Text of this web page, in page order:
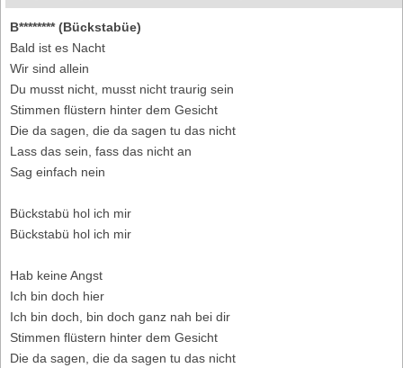
B******** (Bückstabüe)
Bald ist es Nacht
Wir sind allein
Du musst nicht, musst nicht traurig sein
Stimmen flüstern hinter dem Gesicht
Die da sagen, die da sagen tu das nicht
Lass das sein, fass das nicht an
Sag einfach nein
Bückstabü hol ich mir
Bückstabü hol ich mir
Hab keine Angst
Ich bin doch hier
Ich bin doch, bin doch ganz nah bei dir
Stimmen flüstern hinter dem Gesicht
Die da sagen, die da sagen tu das nicht